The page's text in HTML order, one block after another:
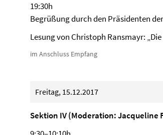
19:30h
Begrüßung durch den Präsidenten
Lesung von Christoph Ransmayr:
im Anschluss Empfang
Freitag, 15.12.2017
Sektion IV (Moderation: Jacqueline